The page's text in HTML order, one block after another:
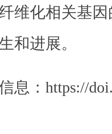
维化相关基
和进展。
息：https://